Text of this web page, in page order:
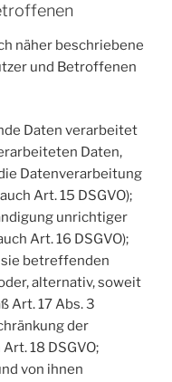
näher beschriebene
und Betroffenen
Daten verarbeitet
Daten,
Datenverarbeitung
Art. 15 DSGVO);
unrichtiger
Art. 16 DSGVO);
betreffenden
alternativ, soweit
Art. 17 Abs. 3
der
18 DSGVO;
von ihnen